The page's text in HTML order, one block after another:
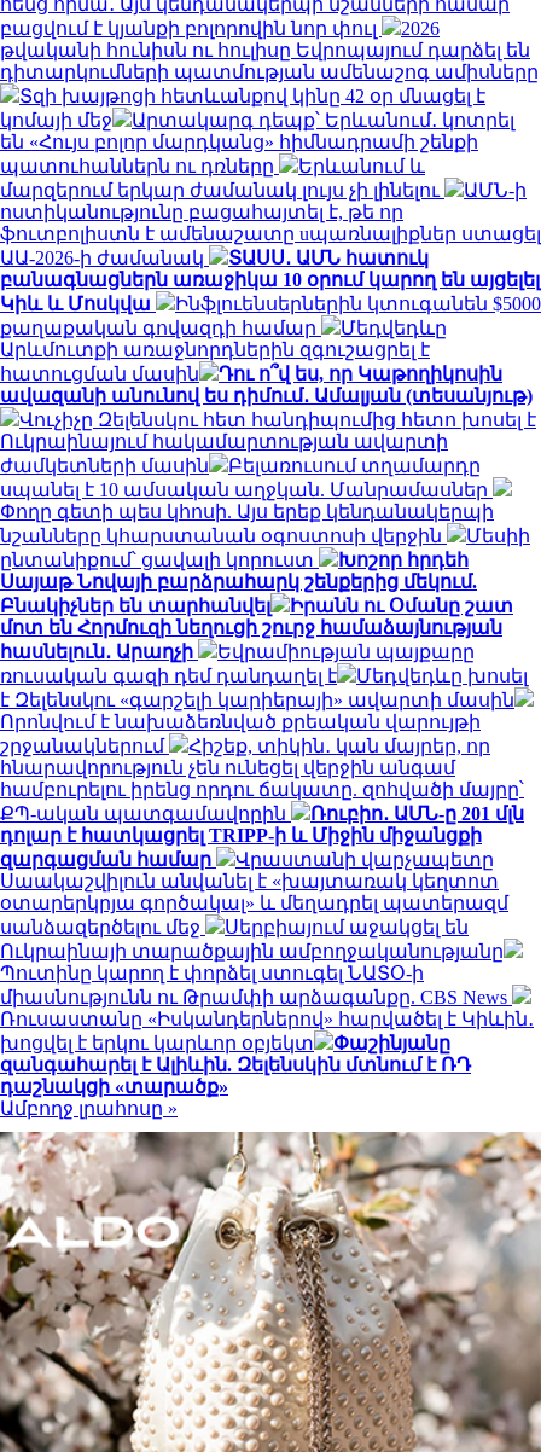
բացվում է կյանքի բոլորովին նոր փուլ
2026
թվականի հունիսն ու հուլիսը Եվրոպայում դարձել են
դիտարկումների պատմության ամենաշոգ ամիսները
Տզի խայթոցի հետևանքով կինը 42 օր մնացել է
կոմայի մեջ
Արտակարգ դեպք՝ Երևանում․ կոտրել
են «Հույս բոլոր մարդկանց» հիմնադրամի շենքի
պատուհաններն ու դռները
Երևանում և
մարզերում երկար ժամանակ լույս չի լինելու
ԱՄՆ-ի
ոստիկանությունը բացահայտել է, թե որ
ֆուտբոլիստն է ամենաշատը uպառնալիքներ ստացել
ԱԱ-2026-ի ժամանակ
ՏԱՍՍ․ ԱՄՆ հատուկ
բանագնացներն առաջիկա 10 օրում կարող են այցելել
Կիև և Մոսկվա
Ինֆլուենսերներին կտուգանեն $5000
քաղաքական գովազդի համար
Մեդվեդևը
Արևմուտքի առաջնորդներին զգուշացրել է
հատուցման մասին
Դու ո՞վ ես, որ Կաթողիկոսին
ավազանի անունով ես դիմում․ Ամալյան (տեսանյութ)
Վուչիչը Զելենսկու հետ հանդիպումից հետո խոսել է
Ուկրաինայում հակամարտության ավարտի
ժամկետների մասին
Բելառուսում տղամարդը
սպանել է 10 ամսական աղջկան. Մանրամասներ
Փողը գետի պես կհոսի. Այս երեք կենդանակերպի
նշանները կհարստանան օգոստոսի վերջին
Մեսիի
ընտանիքում՝ ցավալի կորուստ
Խոշոր հրդեհ
Սայաթ Նովայի բարձրահարկ շենքերից մեկում.
Բնակիչներ են տարհանվել
Իրանն ու Օմանը շատ
մոտ են Հորմուզի նեղուցի շուրջ համաձայնության
հասնելուն․ Արաղչի
Եվրամիության պայքարը
ռուսական գազի դեմ դանդաղել է
Մեդվեդևը խոսել
է Զելենսկու «գարշելի կարիերայի» ավարտի մասին
Որոնվում է նախաձեռնված քրեական վարույթի
շրջանակներում
Հիշեք, տիկին․ կան մայրեր, որ
հնարավորություն չեն ունեցել վերջին անգամ
համբուրելու իրենց որդու ճակատը. զոհվածի մայրը՝
ՔՊ-ական պատգամավորին
Ռուբիո․ ԱՄՆ-ը 201 մլն
դոլար է հատկացրել TRIPP-ի և Միջին միջանցքի
զարգացման համար
Վրաստանի վարչապետը
Սաակաշվիլուն անվանել է «խայտառակ կեղտոտ
օտարերկրյա գործակալ» և մեղադրել պատերազմ
սանձազերծելու մեջ
Սերբիայում աջակցել են
Ուկրաինայի տարածքային ամբողջականությանը
Պուտինը կարող է փորձել ստուգել ՆԱՏՕ-ի
միասնությունն ու Թրամփի արձագանքը. CBS News
Ռուսաստանը «Իսկանդերներով» հարվածել է Կիևին․
խոցվել է երկու կարևոր օբյեկտ
Փաշինյանը
զանգահարել է Ալիևին. Զելենսկին մտնում է ՌԴ
դաշնակցի «տարածք»
Ամբողջ լրահոսը »